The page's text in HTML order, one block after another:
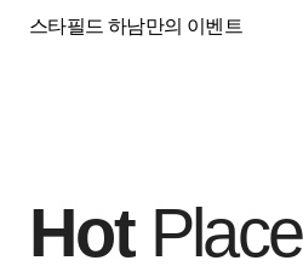
스타필드 하남만의 이벤트
HotPlace